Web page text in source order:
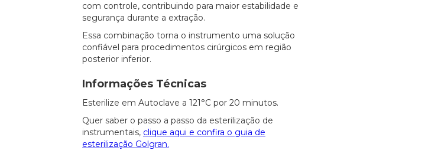
com controle, contribuindo para maior estabilidade e
segurança durante a extração.
Essa combinação torna o instrumento uma solução
confiável para procedimentos cirúrgicos em região
posterior inferior.
Informações Técnicas
Esterilize em Autoclave a 121°C por 20 minutos.
Quer saber o passo a passo da esterilização de
instrumentais, clique aqui e confira o guia de
esterilização Golgran.